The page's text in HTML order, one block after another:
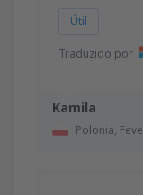
Kamila
Polonia,
Útil
Traduzido por